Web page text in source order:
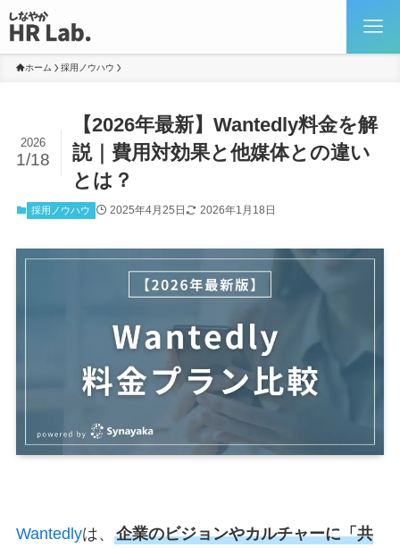
ホーム 採用ノウハウ
【2026年最新】Wantedly料金を解
説｜費用対効果と他媒体との違い
とは？
2026
1/18
採用ノウハウ 2025年4月25日 2026年1月18日
Wantedlyは、 企業のビジョンやカルチャーに「共